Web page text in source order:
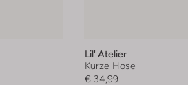
Lil' Atelier
Kurze Hose
€ 34,99